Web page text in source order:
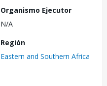
Organismo Ejecutor
N/A
Región
Eastern and Southern Africa